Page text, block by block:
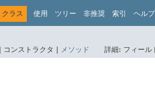
クラス 使用 ツリー 非推奨 索引 ヘルプ
コンストラクタ | メソッド 詳細: フィー